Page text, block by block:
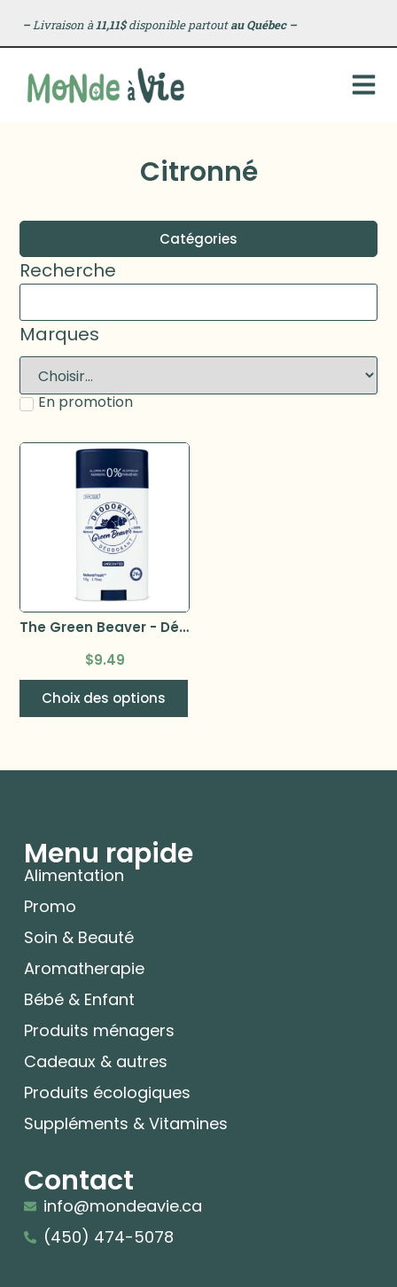
–Livraison à11,11$disponible partoutau Québec –
Citronné
Catégories
Recherche
Marques
En promotion
The Green Beaver - Déodorant 50g
$9.49
Choix des options
Menu rapide
Alimentation
Promo
Soin & Beauté
Aromatherapie
Bébé & Enfant
Produits ménagers
Cadeaux & autres
Produits écologiques
Suppléments & Vitamines
Contact
info@mondeavie.ca
(450) 474-5078